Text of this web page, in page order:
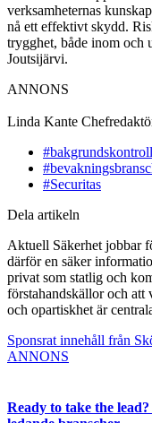
verksamheternas
nå ett effektivt skydd.
trygghet, både inom och
Joutsijärvi.
ANNONS
Linda Kante
#Securitas
Dela artikeln
Aktuell Säkerhet jobbar
därför en säker
privat som statlig och
förstahandskällor och att
och opartiskhet är
Sponsrat innehåll från
ANNONS
Ready to take the